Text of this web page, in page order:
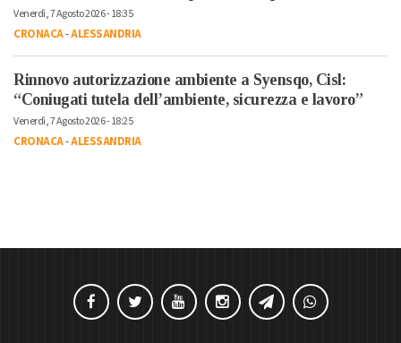
Venerdì, 7 Agosto 2026 - 18:35
CRONACA-ALESSANDRIA
Rinnovo autorizzazione ambiente a Syensqo, Cisl:
“Coniugati tutela dell’ambiente, sicurezza e lavoro”
Venerdì, 7 Agosto 2026 - 18:25
CRONACA-ALESSANDRIA